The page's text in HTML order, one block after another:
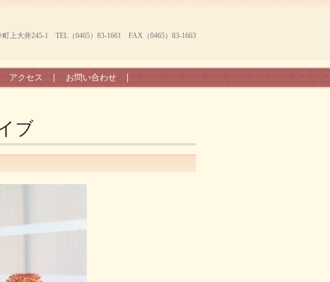
上大井245-1 TEL（0465）83-1661 FAX（0465）83-1663
アクセス お問い合わせ
ブ